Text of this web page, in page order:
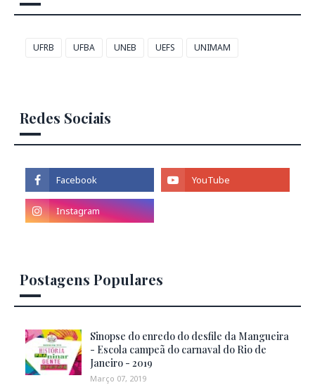
UFRB UFBA UNEB UEFS UNIMAM
Redes Sociais
Postagens Populares
Sinopse do enredo do desfile da Mangueira
- Escola campeã do carnaval do Rio de
Janeiro - 2019
Março 07, 2019